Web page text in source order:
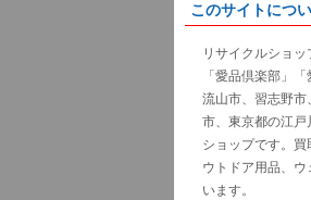
このサイトにつ
リサイクルショ
「愛品倶楽部」
流山市、習志野市
市、東京都の江
ショップです。
ウトドア用品、
います。